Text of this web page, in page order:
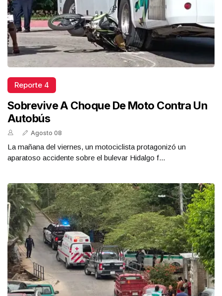
Reporte 4
Sobrevive A Choque De Moto Contra Un
Autobús
Agosto 08
La mañana del viernes, un motociclista protagonizó un
aparatoso accidente sobre el bulevar Hidalgo f...